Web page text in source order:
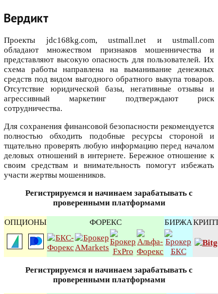
Вердикт
Проекты jdc168kg.com, ustmall.net и ustmall.com
обладают множеством признаков мошенничества и
представляют высокую опасность для пользователей. Их
схема работы направлена на выманивание денежных
средств под видом выгодного обратного выкупа товаров.
Отсутствие юридической базы, негативные отзывы и
агрессивный маркетинг подтверждают риск
сотрудничества.
Для сохранения финансовой безопасности рекомендуется
полностью обходить подобные ресурсы стороной и
тщательно проверять любую информацию перед началом
деловых отношений в интернете. Бережное отношение к
своим средствам и внимательность помогут избежать
участи жертвы мошенников.
Регистрируемся и начинаем зарабатывать с
проверенными платформами
ОПЦИОНЫ ФОРЕКС БИРЖА
Регистрируемся и начинаем зарабатывать с
проверенными платформами